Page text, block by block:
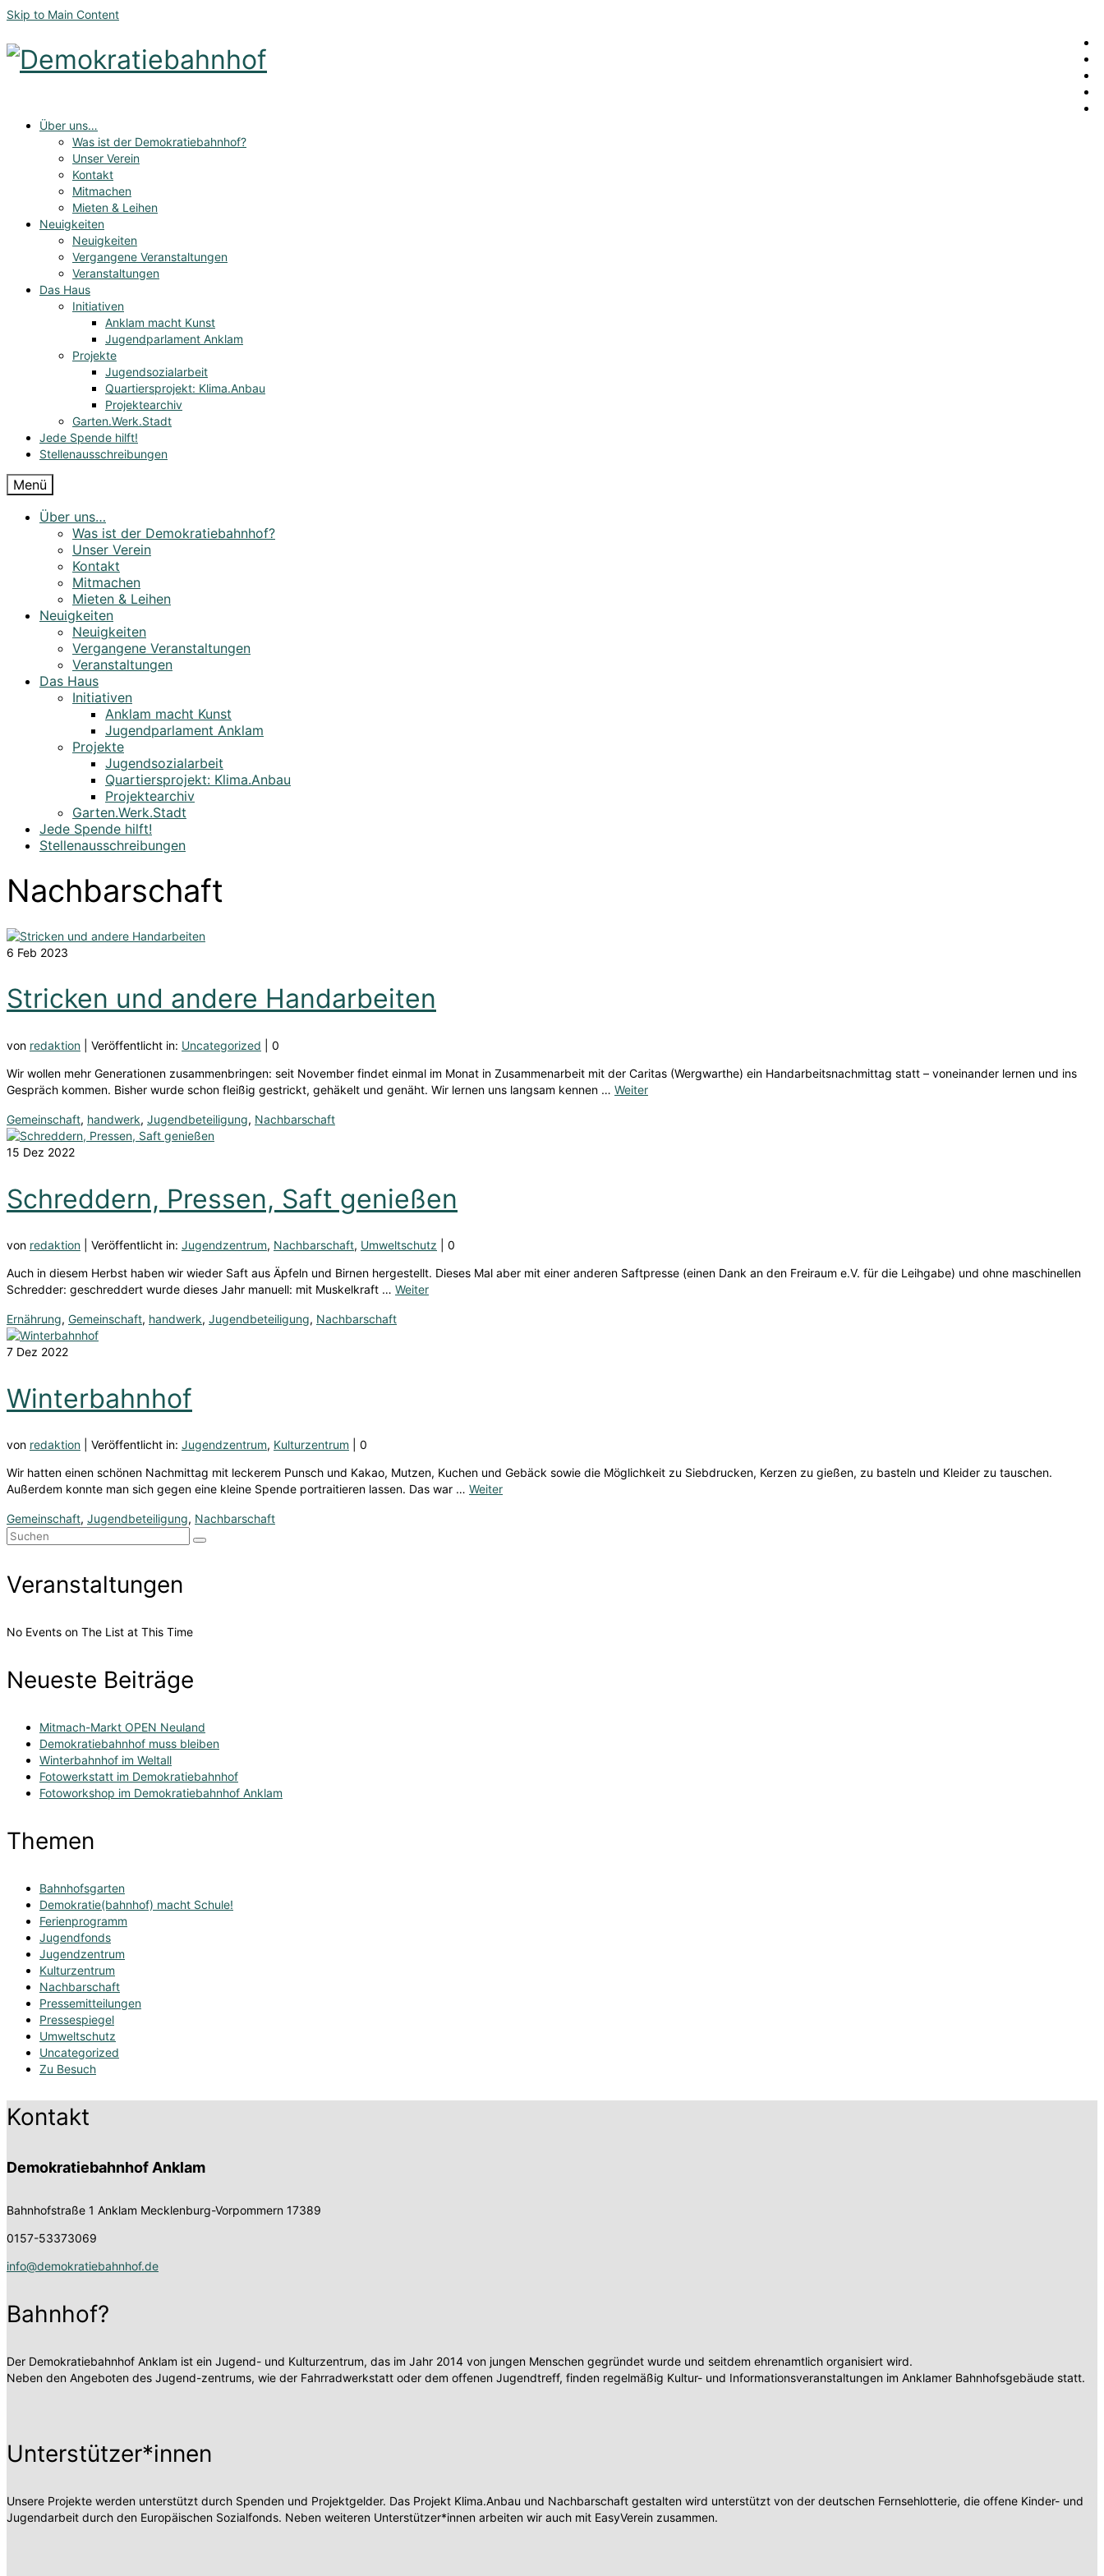
Skip to Main Content
Über uns…
Was ist der Demokratiebahnhof?
Unser Verein
Kontakt
Mitmachen
Mieten & Leihen
Neuigkeiten
Neuigkeiten
Vergangene Veranstaltungen
Veranstaltungen
Das Haus
Initiativen
Anklam macht Kunst
Jugendparlament Anklam
Projekte
Jugendsozialarbeit
Quartiersprojekt: Klima.Anbau
Projektearchiv
Garten.Werk.Stadt
Jede Spende hilft!
Stellenausschreibungen
Menü
Über uns…
Was ist der Demokratiebahnhof?
Unser Verein
Kontakt
Mitmachen
Mieten & Leihen
Neuigkeiten
Neuigkeiten
Vergangene Veranstaltungen
Veranstaltungen
Das Haus
Initiativen
Anklam macht Kunst
Jugendparlament Anklam
Projekte
Jugendsozialarbeit
Quartiersprojekt: Klima.Anbau
Projektearchiv
Garten.Werk.Stadt
Jede Spende hilft!
Stellenausschreibungen
Nachbarschaft
6 Feb 2023
Stricken und andere Handarbeiten
von redaktion Veröffentlicht in: Uncategorized
0
Wir wollen mehr Generationen zusammenbringen: seit November findet einmal im Monat in Zusammenarbeit mit der Caritas (Wergwarthe) ein Handarbeitsnachmittag statt – voneinander lernen und ins
Gespräch kommen. Bisher wurde schon fleißig gestrickt, gehäkelt und genäht. Wir lernen uns langsam kennen … Weiter
Gemeinschaft, handwerk, Jugendbeteiligung, Nachbarschaft
15 Dez 2022
Schreddern, Pressen, Saft genießen
von redaktion Veröffentlicht in: Jugendzentrum, Nachbarschaft, Umweltschutz
0
Auch in diesem Herbst haben wir wieder Saft aus Äpfeln und Birnen hergestellt. Dieses Mal aber mit einer anderen Saftpresse (einen Dank an den Freiraum e.V. für die Leihgabe) und ohne maschinellen
Schredder: geschreddert wurde dieses Jahr manuell: mit Muskelkraft … Weiter
Ernährung, Gemeinschaft, handwerk, Jugendbeteiligung, Nachbarschaft
7 Dez 2022
Winterbahnhof
von redaktion Veröffentlicht in: Jugendzentrum, Kulturzentrum
0
Wir hatten einen schönen Nachmittag mit leckerem Punsch und Kakao, Mutzen, Kuchen und Gebäck sowie die Möglichkeit zu Siebdrucken, Kerzen zu gießen, zu basteln und Kleider zu tauschen.
Außerdem konnte man sich gegen eine kleine Spende portraitieren lassen. Das war … Weiter
Gemeinschaft, Jugendbeteiligung, Nachbarschaft
Suchen
Veranstaltungen
No Events on The List at This Time
Neueste Beiträge
Mitmach-Markt OPEN Neuland
Demokratiebahnhof muss bleiben
Winterbahnhof im Weltall
Fotowerkstatt im Demokratiebahnhof
Fotoworkshop im Demokratiebahnhof Anklam
Themen
Bahnhofsgarten
Demokratie(bahnhof) macht Schule!
Ferienprogramm
Jugendfonds
Jugendzentrum
Kulturzentrum
Nachbarschaft
Pressemitteilungen
Pressespiegel
Umweltschutz
Uncategorized
Zu Besuch
Kontakt
Demokratiebahnhof Anklam
Bahnhofstraße 1 Anklam Mecklenburg-Vorpommern 17389
0157-53373069
info@demokratiebahnhof.de
Bahnhof?
Der Demokratiebahnhof Anklam ist ein Jugend- und Kulturzentrum, das im Jahr 2014 von jungen Menschen gegründet wurde und seitdem ehrenamtlich organisiert wird.
Neben den Angeboten des Jugend-zentrums, wie der Fahrradwerkstatt oder dem offenen Jugendtreff, finden regelmäßig Kultur- und Informationsveranstaltungen im Anklamer Bahnhofsgebäude statt.
Unterstützer*innen
Unsere Projekte werden unterstützt durch Spenden und Projektgelder. Das Projekt Klima.Anbau und Nachbarschaft gestalten wird unterstützt von der deutschen Fernsehlotterie, die offene Kinder- und
Jugendarbeit durch den Europäischen Sozialfonds. Neben weiteren Unterstützer*innen arbeiten wir auch mit EasyVerein zusammen.